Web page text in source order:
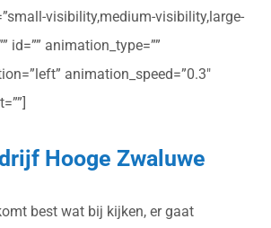
visibility,medium-visibility,large-
id=”” animation_type=””
animation_speed=”0.3″
Hooge Zwaluwe
best wat bij kijken, er gaat